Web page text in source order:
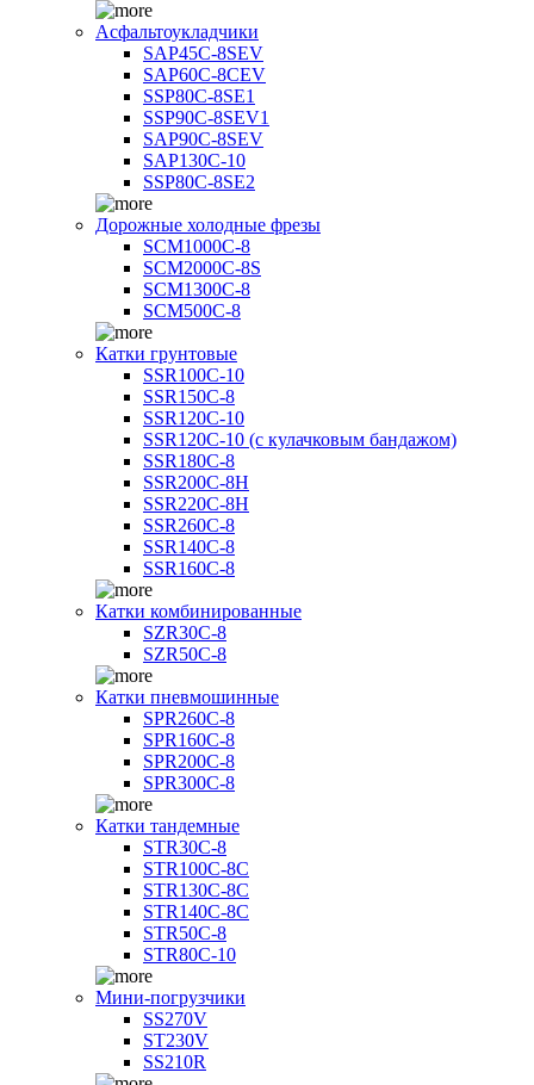
Асфальтоукладчики
SAP45С-8SEV
SAP60C-8CEV
SSP80C-8SE1
SSP90C-8SEV1
SAP90C-8SEV
SAP130C-10
SSP80C-8SE2
Дорожные холодные фрезы
SCM1000C-8
SCM2000C-8S
SCM1300C-8
SCM500C-8
Катки грунтовые
SSR100C-10
SSR150C-8
SSR120C-10
SSR120C-10 (с кулачковым бандажом)
SSR180C-8
SSR200C-8H
SSR220C-8H
SSR260C-8
SSR140C-8
SSR160C-8
Катки комбинированные
SZR30C-8
SZR50C-8
Катки пневмошинные
SPR260C-8
SPR160C-8
SPR200C-8
SPR300C-8
Катки тандемные
STR30C-8
STR100C-8С
STR130C-8С
STR140C-8С
STR50C-8
STR80C-10
Мини-погрузчики
SS270V
ST230V
SS210R